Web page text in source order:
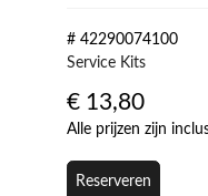
# 42290074100
Service Kits
€ 13,80
Alle prijzen zijn
Reserveren